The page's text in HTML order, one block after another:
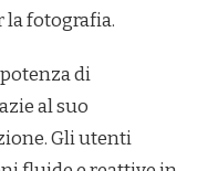
fotografia.
di
al suo
Gli utenti